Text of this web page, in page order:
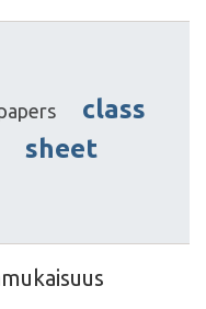
class
sheet